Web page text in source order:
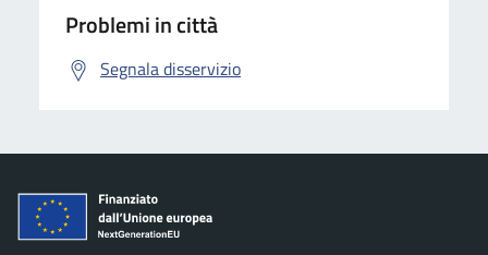
Problemi in città
Segnala disservizio